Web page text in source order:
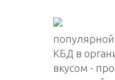
КБД в
вкусом -